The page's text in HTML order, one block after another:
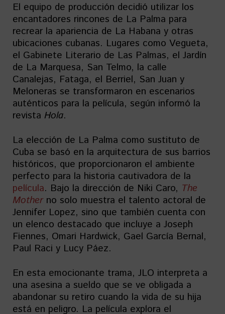
El equipo de producción decidió utilizar los
encantadores rincones de La Palma para
recrear la apariencia de La Habana y otras
ubicaciones cubanas. Lugares como Vegueta,
el Gabinete Literario de Las Palmas, el Jardín
de La Marquesa, San Telmo, la calle
Canalejas, Fataga, el Berriel, San Juan y
Meloneras se transformaron en escenarios
auténticos para la película, según informó la
revista Hola.
La elección de La Palma como sustituto de
Cuba se basó en la arquitectura de sus barrios
históricos, que proporcionaron el ambiente
perfecto para la historia cautivadora de la
película. Bajo la dirección de Niki Caro, The
Motherno solo muestra el talento actoral de
Jennifer Lopez, sino que también cuenta con
un elenco destacado que incluye a Joseph
Fiennes, Omari Hardwick, Gael García Bernal,
Paul Raci y Lucy Páez.
En esta emocionante trama, JLO interpreta a
una asesina a sueldo que se ve obligada a
abandonar su retiro cuando la vida de su hija
está en peligro. La película explora el